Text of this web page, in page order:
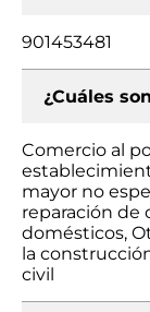
901453481
¿Cuáles
Comercio al
mayor no
reparación de
domésticos,
la
civil